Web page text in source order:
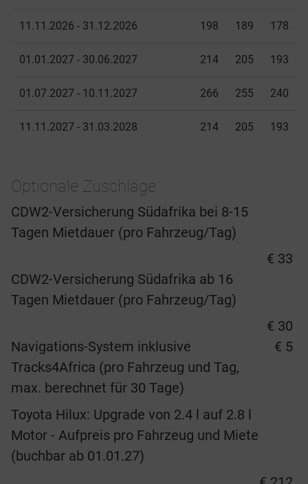
11.11.2026 - 31.12.2026 198 189 178
01.01.2027 - 30.06.2027 214 205 193
01.07.2027 - 10.11.2027 266 255 240
11.11.2027 - 31.03.2028 214 205 193
Optionale Zuschläge
CDW2-Versicherung Südafrika bei 8-15
Tagen Mietdauer (pro Fahrzeug/Tag)
€ 33
CDW2-Versicherung Südafrika ab 16
Tagen Mietdauer (pro Fahrzeug/Tag)
€ 30
Navigations-System inklusive
Tracks4Africa (pro Fahrzeug und Tag,
max. berechnet für 30 Tage)
€ 5
Toyota Hilux: Upgrade von 2.4 l auf 2.8 l
Motor - Aufpreis pro Fahrzeug und Miete
(buchbar ab 01.01.27)